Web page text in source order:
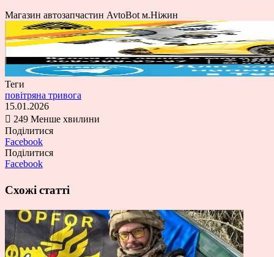
Магазин автозапчастин AvtoBot м.Ніжин
Теги
повітряна тривога
15.01.2026
249 Менше хвилини
Поділитися
Facebook
Поділитися
Facebook
Схожі статті